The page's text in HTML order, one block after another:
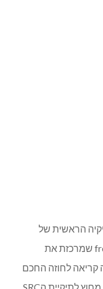
הראשית של
הפרוקיט ויש לי גם את התיקיה של frontend שמרכזת את
קריאה לחוזה החכם